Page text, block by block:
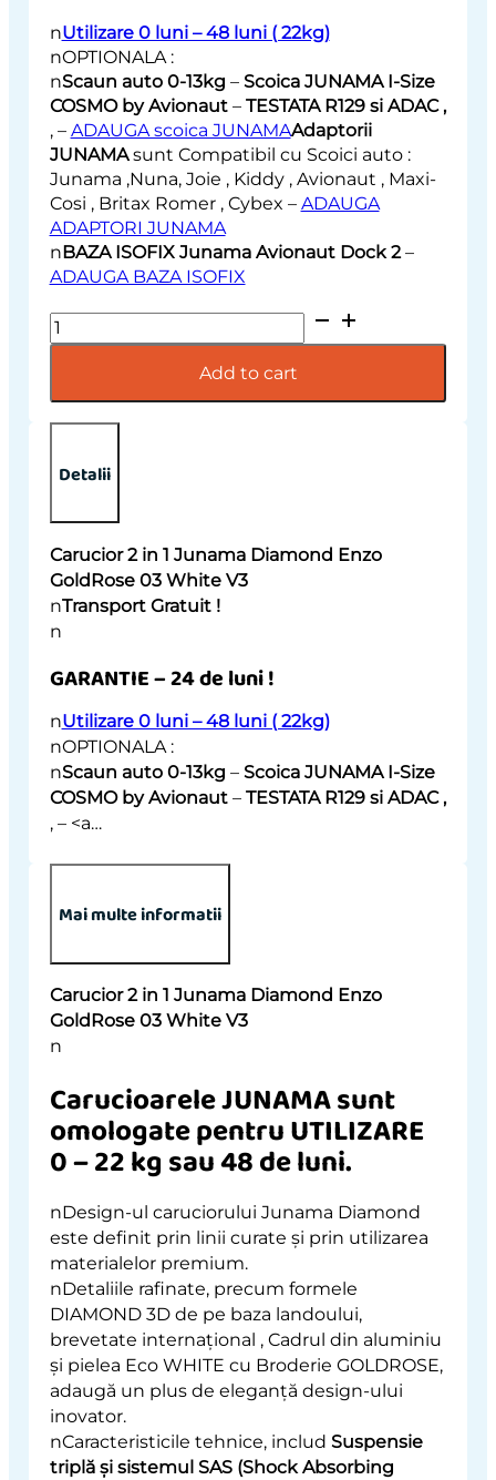
nUtilizare 0 luni – 48 luni ( 22kg)
nOPTIONALA :
nScaun auto 0-13kg – Scoica JUNAMA I-Size
COSMO by Avionaut– TESTATA R129 si ADAC ,
, – ADAUGA scoica JUNAMAAdaptorii
JUNAMAsunt Compatibil cu Scoici auto :
Junama ,Nuna, Joie , Kiddy , Avionaut , Maxi-
Cosi , Britax Romer , Cybex – ADAUGA
ADAPTORI JUNAMA
nBAZA ISOFIX Junama Avionaut Dock 2–
ADAUGA BAZA ISOFIX
Carucior
2
Enzo
GoldRose
V3
quantity
Add to cart
Detalii
Carucior 2 in 1 Junama Diamond Enzo
GoldRose 03 White V3
nTransport Gratuit !
n
GARANTIE – 24 de luni !
nUtilizare 0 luni – 48 luni ( 22kg)
nOPTIONALA :
nScaun auto 0-13kg – Scoica JUNAMA I-Size
COSMO by Avionaut– TESTATA R129 si ADAC ,
, – <a…
Mai multe informatii
Carucior 2 in 1 Junama Diamond Enzo
GoldRose 03 White V3
n
Carucioarele JUNAMA sunt
omologate pentru UTILIZARE
0 – 22 kg sau 48 de luni.
nDesign-ul caruciorului Junama Diamond
este definit prin linii curate și prin utilizarea
materialelor premium.
nDetaliile rafinate, precum formele
DIAMOND 3D de pe baza landoului,
brevetate internațional , Cadrul din aluminiu
și pielea Eco WHITE cu Broderie GOLDROSE,
adaugă un plus de eleganță design-ului
inovator.
nCaracteristicile tehnice, includ Suspensie
triplă și sistemul SAS (Shock Absorbing